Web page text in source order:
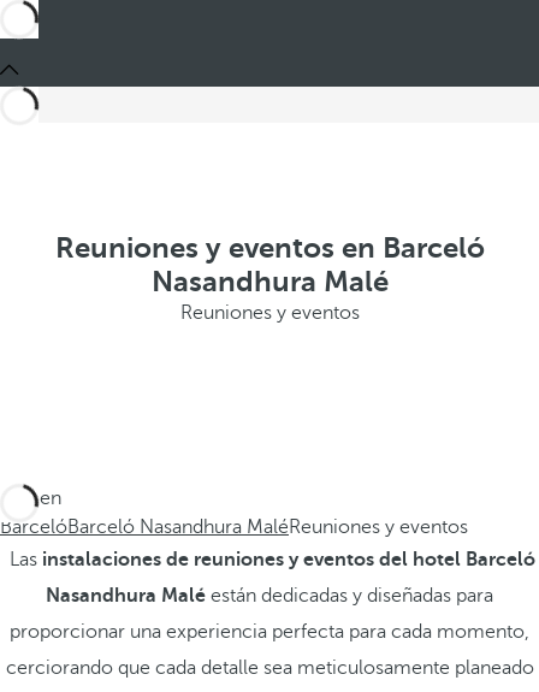
Reuniones y eventos en Barceló
Nasandhura Malé
Reuniones y eventos
Está en
BarcelóBarceló Nasandhura MaléReuniones y eventos
Las instalaciones de reuniones y eventos del hotel Barceló
Nasandhura Malé están dedicadas y diseñadas para
proporcionar una experiencia perfecta para cada momento,
cerciorando que cada detalle sea meticulosamente planeado